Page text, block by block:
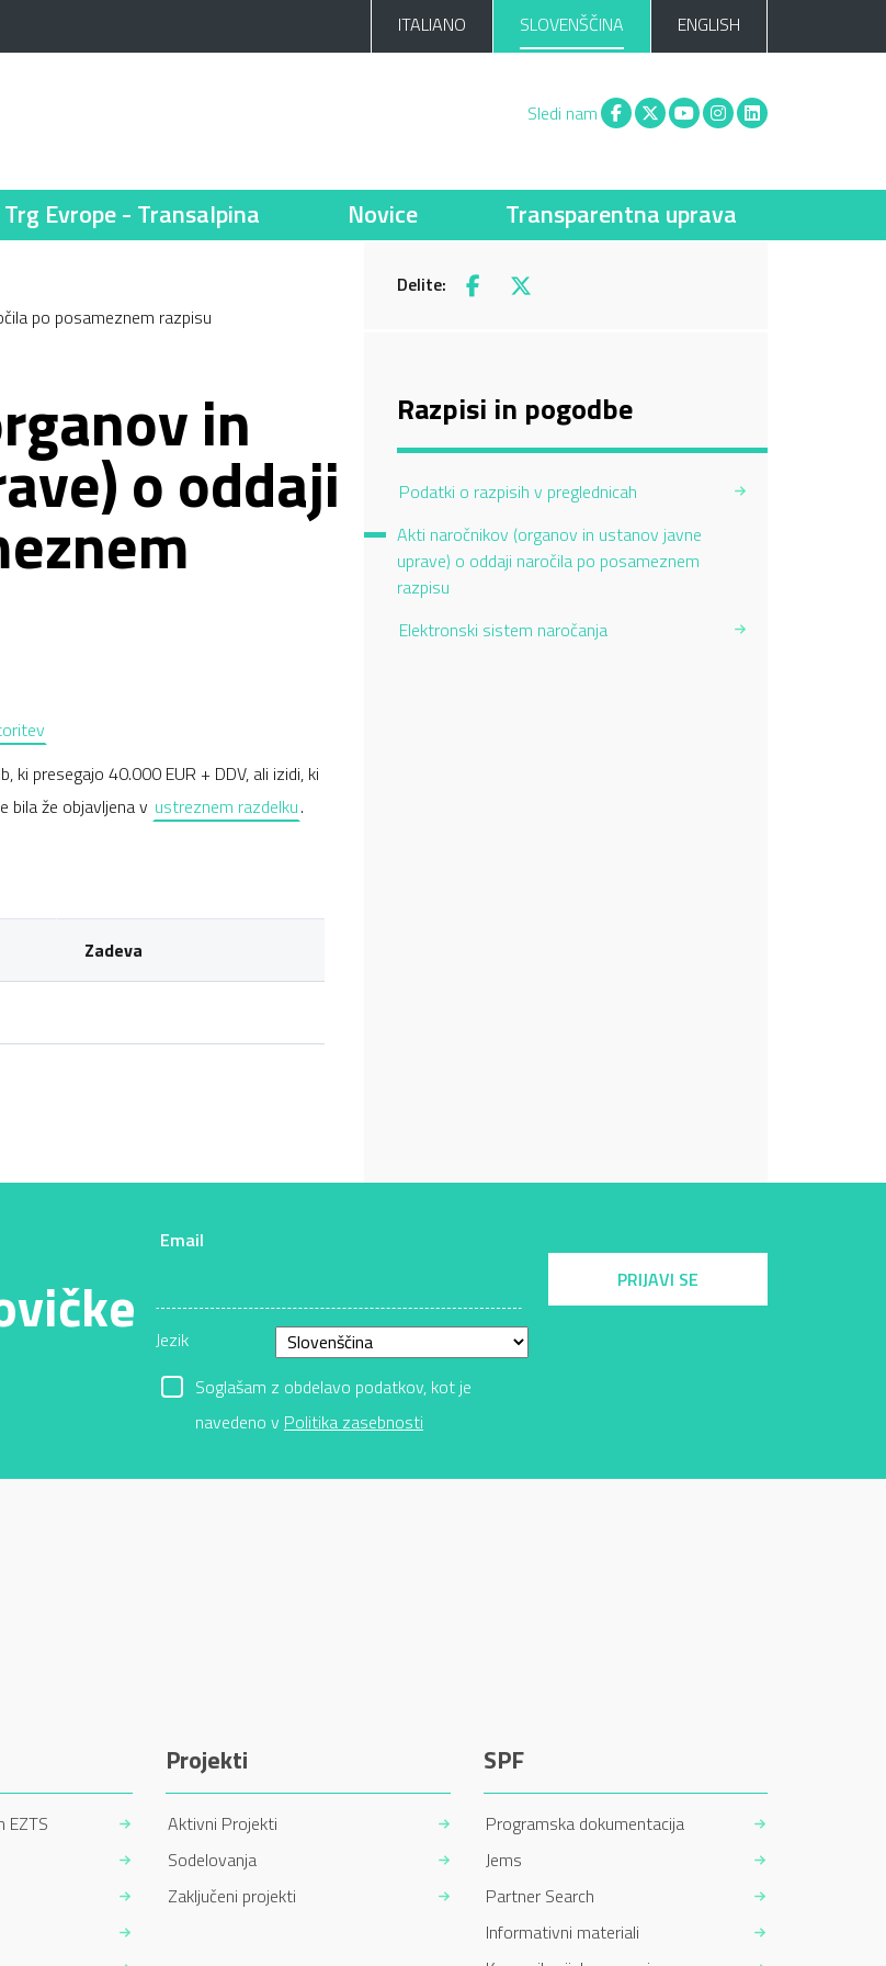
ITALIANO SLOVENŠČINA ENGLISH
Sledi nam Facebook
X You tubeInstagram
Linkedin
Trg Evrope - Transalpina Novice Transparentna uprava
po posameznem razpisu
Delite: Facebook
X
in
o oddaji
presegajo 40.000 EUR + DDV, ali izidi, ki
bila že objavljena v ustreznem razdelku.
Zadeva
Razpisi in pogodbe
Podatki o razpisih v preglednicah
Akti naročnikov (organov in ustanov javne
uprave) o oddaji naročila po posameznem
razpisu
Elektronski sistem naročanja
Email
Jezik
Soglašam z obdelavo podatkov, kot je
navedeno v Politika zasebnosti
PRIJAVI SE
EZTS
Projekti
Aktivni Projekti
Sodelovanja
Zaključeni projekti
SPF
Programska dokumentacija
Jems
Partner Search
Informativni materiali